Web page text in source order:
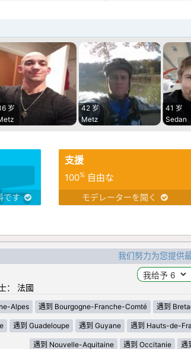
岁
42 岁
Metz
41 岁
Sedan
です
支援
100%自由な
モデレーターを聞く
我们努力为您提供
： 法國
Alpes 遇到 Bourgogne-Franche-Comté 遇到
遇到 Guadeloupe 遇到 Guyane 遇到 Hauts-de-
遇到 Nouvelle-Aquitaine 遇到 Occitanie 遇